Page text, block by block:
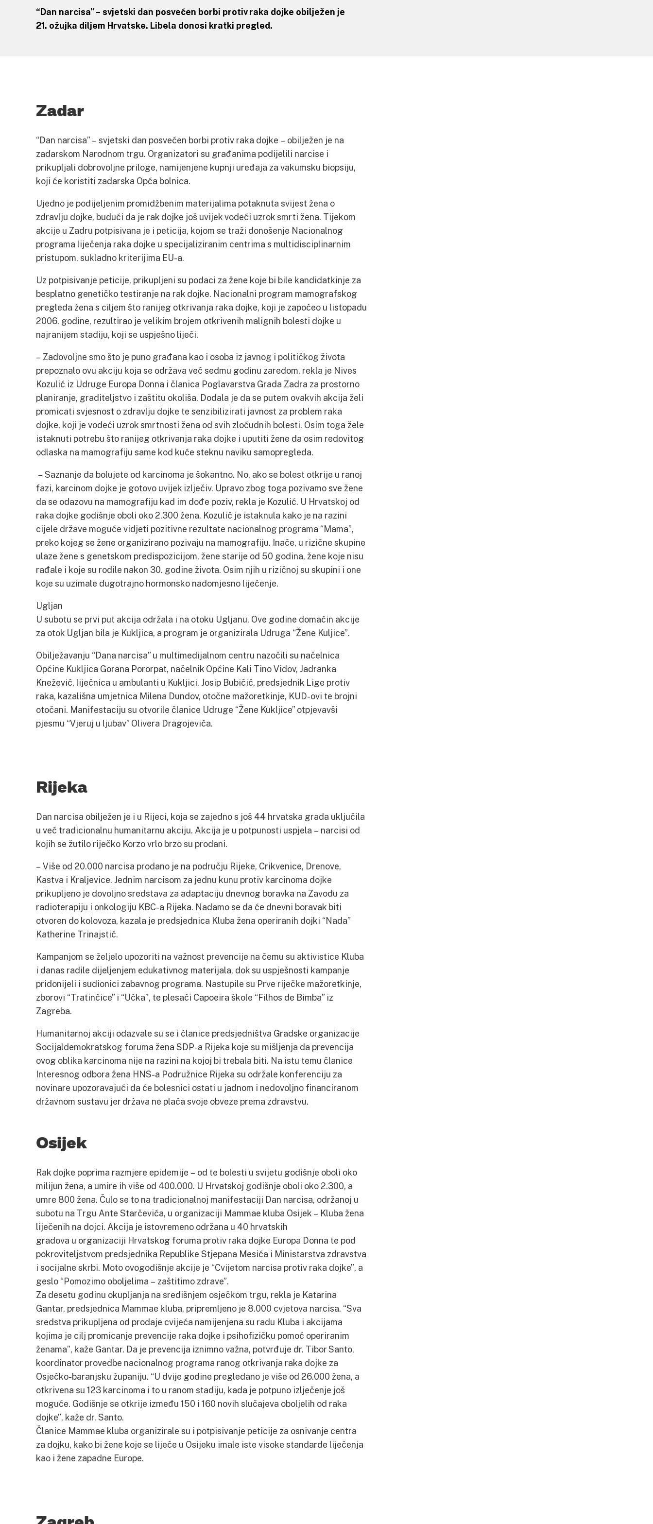
“Dan narcisa” – svjetski dan posvećen borbi protiv raka dojke obilježen je
21. ožujka diljem Hrvatske. Libela donosi kratki pregled.
Zadar
“Dan narcisa” – svjetski dan posvećen borbi protiv raka dojke – obilježen je na
zadarskom Narodnom trgu. Organizatori su građanima podijelili narcise i
prikupljali dobrovoljne priloge, namijenjene kupnji uređaja za vakumsku biopsiju,
koji će koristiti zadarska Opća bolnica.
Ujedno je podijeljenim promidžbenim materijalima potaknuta svijest žena o
zdravlju dojke, budući da je rak dojke još uvijek vodeći uzrok smrti žena. Tijekom
akcije u Zadru potpisivana je i peticija, kojom se traži donošenje Nacionalnog
programa liječenja raka dojke u specijaliziranim centrima s multidisciplinarnim
pristupom, sukladno kriterijima EU-a.
Uz potpisivanje peticije, prikupljeni su podaci za žene koje bi bile kandidatkinje za
besplatno genetičko testiranje na rak dojke. Nacionalni program mamografskog
pregleda žena s ciljem što ranijeg otkrivanja raka dojke, koji je započeo u listopadu
2006. godine, rezultirao je velikim brojem otkrivenih malignih bolesti dojke u
najranijem stadiju, koji se uspješno liječi.
– Zadovoljne smo što je puno građana kao i osoba iz javnog i političkog života
prepoznalo ovu akciju koja se održava već sedmu godinu zaredom, rekla je Nives
Kozulić iz Udruge Europa Donna i članica Poglavarstva Grada Zadra za prostorno
planiranje, graditeljstvo i zaštitu okoliša. Dodala je da se putem ovakvih akcija želi
promicati svjesnost o zdravlju dojke te senzibilizirati javnost za problem raka
dojke, koji je vodeći uzrok smrtnosti žena od svih zloćudnih bolesti. Osim toga žele
istaknuti potrebu što ranijeg otkrivanja raka dojke i uputiti žene da osim redovitog
odlaska na mamografiju same kod kuće steknu naviku samopregleda.
– Saznanje da bolujete od karcinoma je šokantno. No, ako se bolest otkrije u ranoj
fazi, karcinom dojke je gotovo uvijek izlječiv. Upravo zbog toga pozivamo sve žene
da se odazovu na mamografiju kad im dođe poziv, rekla je Kozulić. U Hrvatskoj od
raka dojke godišnje oboli oko 2.300 žena. Kozulić je istaknula kako je na razini
cijele države moguće vidjeti pozitivne rezultate nacionalnog programa “Mama”,
preko kojeg se žene organizirano pozivaju na mamografiju. Inače, u rizične skupine
ulaze žene s genetskom predispozicijom, žene starije od 50 godina, žene koje nisu
rađale i koje su rodile nakon 30. godine života. Osim njih u rizičnoj su skupini i one
koje su uzimale dugotrajno hormonsko nadomjesno liječenje.
Ugljan
U subotu se prvi put akcija održala i na otoku Ugljanu. Ove godine domaćin akcije
za otok Ugljan bila je Kukljica, a program je organizirala Udruga “Žene Kuljice”.
Obilježavanju “Dana narcisa” u multimedijalnom centru nazočili su načelnica
Općine Kukljica Gorana Pororpat, načelnik Općine Kali Tino Vidov, Jadranka
Knežević, liječnica u ambulanti u Kukljici, Josip Bubičić, predsjednik Lige protiv
raka, kazališna umjetnica Milena Dundov, otočne mažoretkinje, KUD-ovi te brojni
otočani. Manifestaciju su otvorile članice Udruge “Žene Kukljice” otpjevavši
pjesmu “Vjeruj u ljubav” Olivera Dragojevića.
Rijeka
Dan narcisa obilježen je i u Rijeci, koja se zajedno s još 44 hrvatska grada uključila
u već tradicionalnu humanitarnu akciju. Akcija je u potpunosti uspjela – narcisi od
kojih se žutilo riječko Korzo vrlo brzo su prodani.
– Više od 20.000 narcisa prodano je na području Rijeke, Crikvenice, Drenove,
Kastva i Kraljevice. Jednim narcisom za jednu kunu protiv karcinoma dojke
prikupljeno je dovoljno sredstava za adaptaciju dnevnog boravka na Zavodu za
radioterapiju i onkologiju KBC-a Rijeka. Nadamo se da će dnevni boravak biti
otvoren do kolovoza, kazala je predsjednica Kluba žena operiranih dojki “Nada”
Katherine Trinajstić.
Kampanjom se željelo upozoriti na važnost prevencije na čemu su aktivistice Kluba
i danas radile dijeljenjem edukativnog materijala, dok su uspješnosti kampanje
pridonijeli i sudionici zabavnog programa. Nastupile su Prve riječke mažoretkinje,
zborovi “Tratinčice” i “Učka”, te plesači Capoeira škole “Filhos de Bimba” iz
Zagreba.
Humanitarnoj akciji odazvale su se i članice predsjedništva Gradske organizacije
Socijaldemokratskog foruma žena SDP-a Rijeka koje su mišljenja da prevencija
ovog oblika karcinoma nije na razini na kojoj bi trebala biti. Na istu temu članice
Interesnog odbora žena HNS-a Podružnice Rijeka su održale konferenciju za
novinare upozoravajući da će bolesnici ostati u jadnom i nedovoljno financiranom
državnom sustavu jer država ne plaća svoje obveze prema zdravstvu.
Osijek
Rak dojke poprima razmjere epidemije – od te bolesti u svijetu godišnje oboli oko
milijun žena, a umire ih više od 400.000. U Hrvatskoj godišnje oboli oko 2.300, a
umre 800 žena. Čulo se to na tradicionalnoj manifestaciji Dan narcisa, održanoj u
subotu na Trgu Ante Starčevića, u organizaciji Mammae kluba Osijek – Kluba žena
liječenih na dojci. Akcija je istovremeno održana u 40 hrvatskih
gradova u organizaciji Hrvatskog foruma protiv raka dojke Europa Donna te pod
pokroviteljstvom predsjednika Republike Stjepana Mesića i Ministarstva zdravstva
i socijalne skrbi. Moto ovogodišnje akcije je “Cvijetom narcisa protiv raka dojke”, a
geslo “Pomozimo oboljelima – zaštitimo zdrave”.
Za desetu godinu okupljanja na središnjem osječkom trgu, rekla je Katarina
Gantar, predsjednica Mammae kluba, pripremljeno je 8.000 cvjetova narcisa. “Sva
sredstva prikupljena od prodaje cvijeća namijenjena su radu Kluba i akcijama
kojima je cilj promicanje prevencije raka dojke i psihofizičku pomoć operiranim
ženama”, kaže Gantar. Da je prevencija iznimno važna, potvrđuje dr. Tibor Santo,
koordinator provedbe nacionalnog programa ranog otkrivanja raka dojke za
Osječko-baranjsku županiju. “U dvije godine pregledano je više od 26.000 žena, a
otkrivena su 123 karcinoma i to u ranom stadiju, kada je potpuno izlječenje još
moguće. Godišnje se otkrije između 150 i 160 novih slučajeva oboljelih od raka
dojke”, kaže dr. Santo.
Članice Mammae kluba organizirale su i potpisivanje peticije za osnivanje centra
za dojku, kako bi žene koje se liječe u Osijeku imale iste visoke standarde liječenja
kao i žene zapadne Europe.